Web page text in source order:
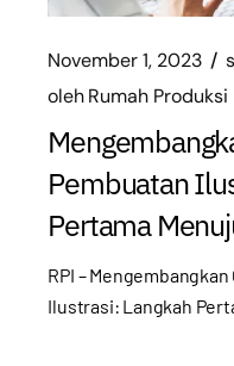
November 1, 2023
olehRumah
Pembuatan
Pertama
RPI –
Ilustrasi: Langkah